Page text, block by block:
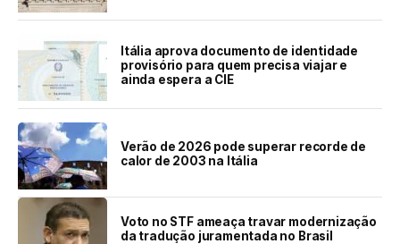
Itália aprova documento de identidade
provisório para quem precisa viajar e
ainda espera a CIE
Verão de 2026 pode superar recorde de
calor de 2003 na Itália
Voto no STF ameaça travar modernização
da tradução juramentada no Brasil